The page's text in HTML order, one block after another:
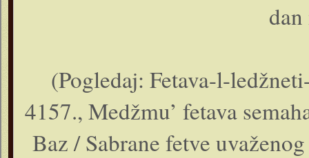
(Pogledaj: Fetava-l-
4157., Medžmu’ fetava
Baz / Sabrane fetve